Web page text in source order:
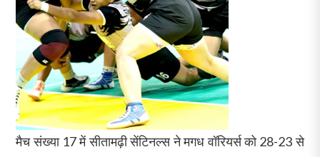
मैच संख्या 17 में सीतामढ़ी सेंटिनल्स ने मगध वॉरियर्स को 28-23 से